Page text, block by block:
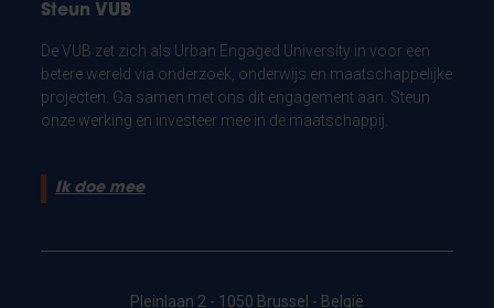
Steun VUB
De VUB zet zich als Urban Engaged University in voor een
betere wereld via onderzoek, onderwijs en maatschappelijke
projecten. Ga samen met ons dit engagement aan. Steun
onze werking en investeer mee in de maatschappij.
Ik doe mee
Pleinlaan 2 - 1050 Brussel - België